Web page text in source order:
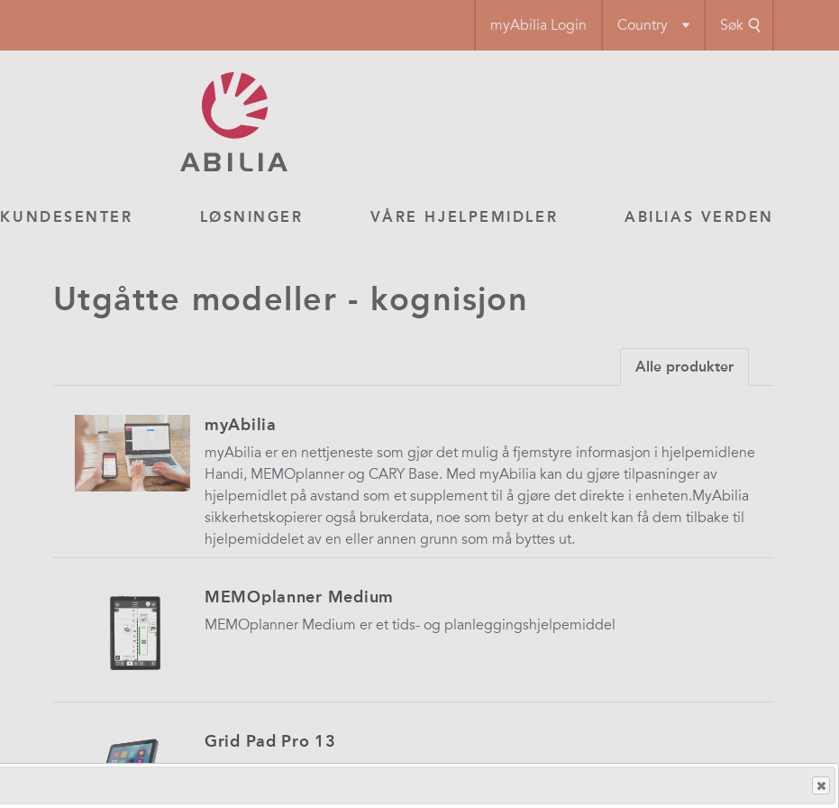
myAbilia Login Country Søk
KUNDESENTER LØSNINGER VÅRE HJELPEMIDLER ABILIAS VERDEN
Utgåtte modeller - kognisjon
Alle produkter
myAbilia
myAbilia er en nettjeneste som gjør det mulig å fjernstyre informasjon i hjelpemidlene
Handi, MEMOplanner og CARY Base. Med myAbilia kan du gjøre tilpasninger av
hjelpemidlet på avstand som et supplement til å gjøre det direkte i enheten.​ MyAbilia
sikkerhetskopierer også brukerdata, noe som betyr at du enkelt kan få dem tilbake til
hjelpemiddelet av en eller annen grunn som må byttes ut.
MEMOplanner Medium
MEMOplanner Medium er et tids- og planleggingshjelpemiddel
Grid Pad Pro 13
Skreddersydd kommunikasjonsverktøy med ekstra lang batterilevetid